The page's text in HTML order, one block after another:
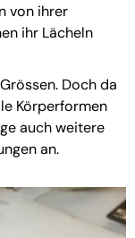
von ihrer
ihr Lächeln
Doch da
Körperformen
auch weitere
an.